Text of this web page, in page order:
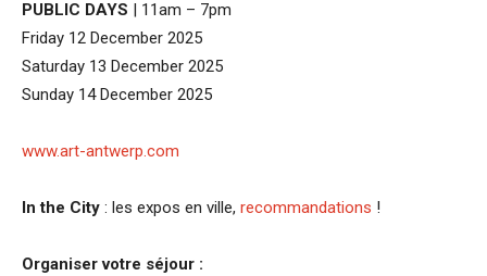
PUBLIC DAYS | 11am – 7pm
Friday 12 December 2025
Saturday 13 December 2025
Sunday 14 December 2025
www.art-antwerp.com
In the City : les expos en ville, recommandations !
Organiser votre séjour :